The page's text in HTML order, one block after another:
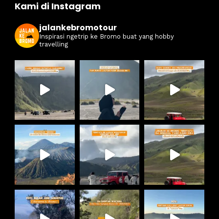
Kami di Instagram
jalankebromotour
Inspirasi ngetrip ke Bromo buat yang hobby
travelling